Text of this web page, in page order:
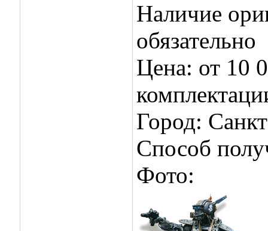
Наличие
обязательно
Цена: от 10
Город:
Способ
Фото: